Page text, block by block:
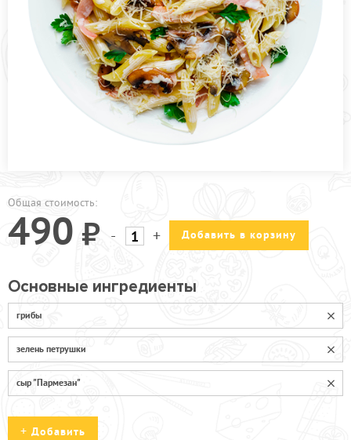
ПРОЧЕЕ
АКЦИИ
Общая стоимость:
490 - + Добавить в корзину
Основные ингредиенты
грибы
зелень петрушки
сыр "Пармезан"
Добавить